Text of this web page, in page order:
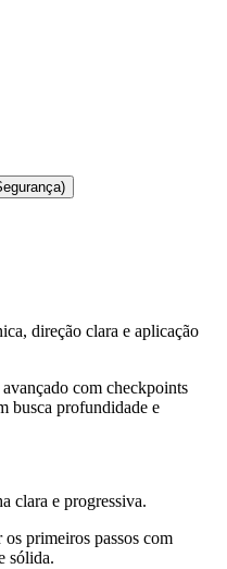
direção clara e aplicação
com checkpoints
busca profundidade e
clara e progressiva.
primeiros passos com
sólida.